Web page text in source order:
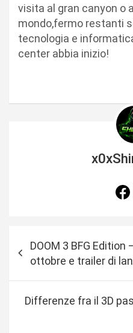
visita al gran canyon o
mondo,fermo restanti
tecnologia e
center abbia inizio!
DOOM 3 BFG
ottobre e trailer di
Differenze fra il 3D